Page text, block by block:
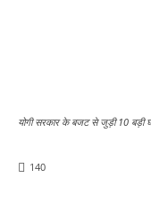
योगी सरकार के बजट से जुड़ी 10 बड़ी
140